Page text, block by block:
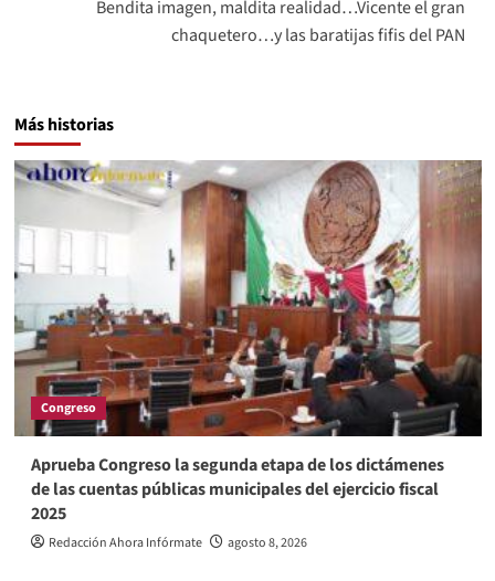
Bendita imagen, maldita realidad…Vicente el gran
chaquetero…y las baratijas fifis del PAN
Más historias
Congreso
Aprueba Congreso la segunda etapa de los dictámenes
de las cuentas públicas municipales del ejercicio fiscal
2025
Redacción Ahora Infórmate agosto 8, 2026